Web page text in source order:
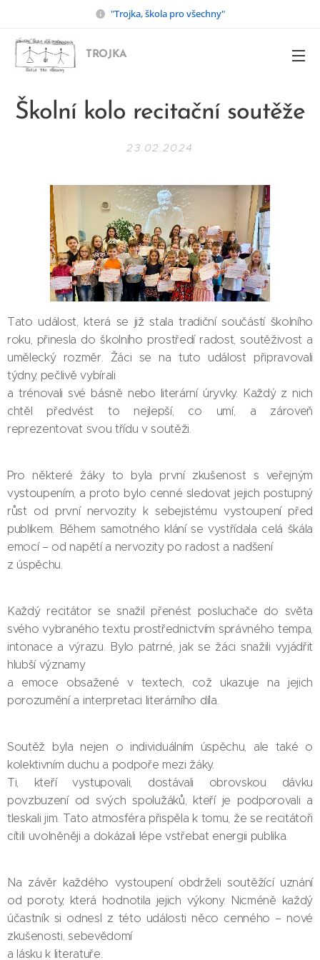
"Trojka, škola pro všechny"
TROJKA
Školní kolo recitační soutěže
23.02.2024
Tato událost, která se již stala tradiční součástí školního
roku, přinesla do školního prostředí radost, soutěživost a
umělecký rozměr. Žáci se na tuto událost připravovali
týdny, pečlivě vybírali
a trénovali své básně nebo literární úryvky. Každý z nich
chtěl předvést to nejlepší, co umí, a zároveň
reprezentovat svou třídu v soutěži.
Pro některé žáky to byla první zkušenost s veřejným
vystoupením, a proto bylo cenné sledovat jejich postupný
růst od první nervozity k sebejistému vystoupení před
publikem. Během samotného klání se vystřídala celá škála
emocí – od napětí a nervozity po radost a nadšení
z úspěchu.
Každý recitátor se snažil přenést posluchače do světa
svého vybraného textu prostřednictvím správného tempa,
intonace a výrazu. Bylo patrné, jak se žáci snažili vyjádřit
hlubší významy
a emoce obsažené v textech, což ukazuje na jejich
porozumění a interpretaci literárního díla.
Soutěž byla nejen o individuálním úspěchu, ale také o
kolektivním duchu a podpoře mezi žáky.
Ti, kteří vystupovali, dostávali obrovskou dávku
povzbuzení od svých spolužáků, kteří je podporovali a
tleskali jim. Tato atmosféra přispěla k tomu, že se recitátoři
cítili uvolněněji a dokázali lépe vstřebat energii publika.
Na závěr každého vystoupení obdrželi soutěžící uznání
od poroty, která hodnotila jejich výkony. Nicméně každý
účastník si odnesl z této události něco cenného – nové
zkušenosti, sebevědomí
a lásku k literatuře.